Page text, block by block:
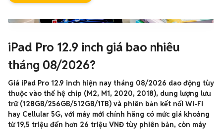
iPad Pro 12.9 inch giá bao nhiêu
tháng 08/2026?
Giá iPad Pro 12.9 inch hiện nay tháng 08/2026 dao động tùy
thuộc vào thế hệ chip (M2, M1, 2020, 2018), dung lượng lưu
trữ (128GB/256GB/512GB/1TB) và phiên bản kết nối Wi-Fi
hay Cellular 5G, với máy mới chính hãng có mức giá khoảng
từ 19,5 triệu đến hơn 26 triệu VNĐ tùy phiên bản, còn máy